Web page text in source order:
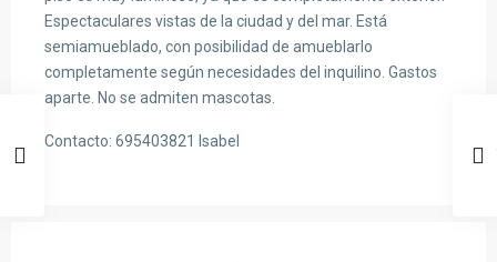
Espectaculares vistas de la ciudad y del mar. Está
semiamueblado, con posibilidad de amueblarlo
completamente según necesidades del inquilino. Gastos
aparte. No se admiten mascotas.
Contacto: 695403821 Isabel